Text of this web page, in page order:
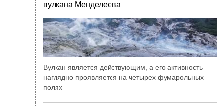
вулкана Менделеева
Вулкан является действующим, а его активность
наглядно проявляется на четырех фумарольных
полях